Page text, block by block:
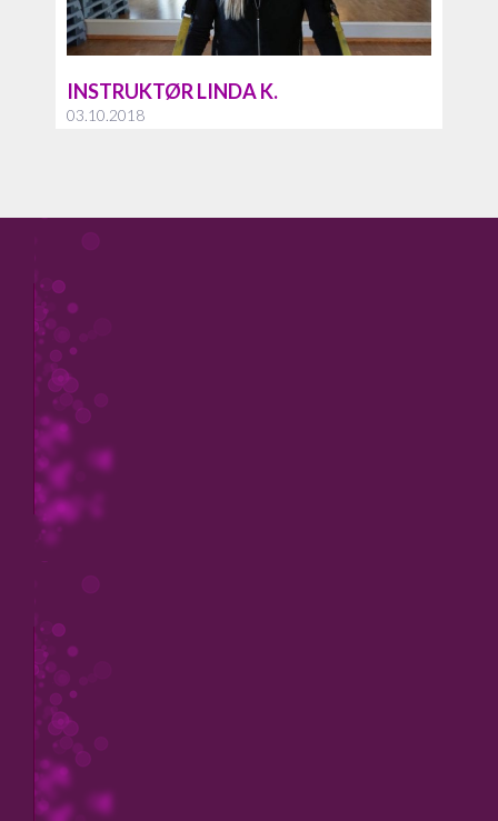
INSTRUKTØR LINDA K.
03.10.2018